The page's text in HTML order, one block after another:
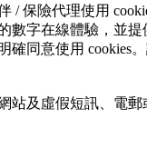
/ 保險代理使用
數字在線體驗，並
確同意使用 cookies
站及虛假短訊、電郵